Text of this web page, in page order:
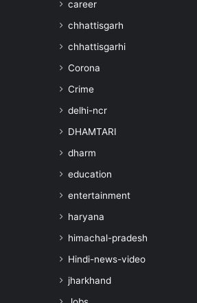
career
chhattisgarh
chhattisgarhi
Corona
Crime
delhi-ncr
DHAMTARI
dharm
education
entertainment
haryana
himachal-pradesh
Hindi-news-video
jharkhand